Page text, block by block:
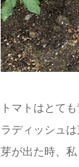
トマトはとて
ラディッシュ
芽が出た時、私